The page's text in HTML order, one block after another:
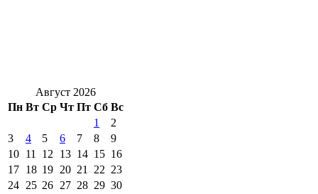
Август 2026
Пн Вт Ср Чт Пт Сб Вс
1
2
3
4 5 6 7 8
9
10 11 12 13 14 15 16
17 18 19 20 21 22 23
24 25 26 27 28 29 30